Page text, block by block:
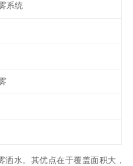
系统
水。其优点在于覆盖面积大，